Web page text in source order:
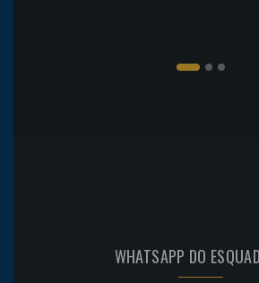
WHATSAPP DO